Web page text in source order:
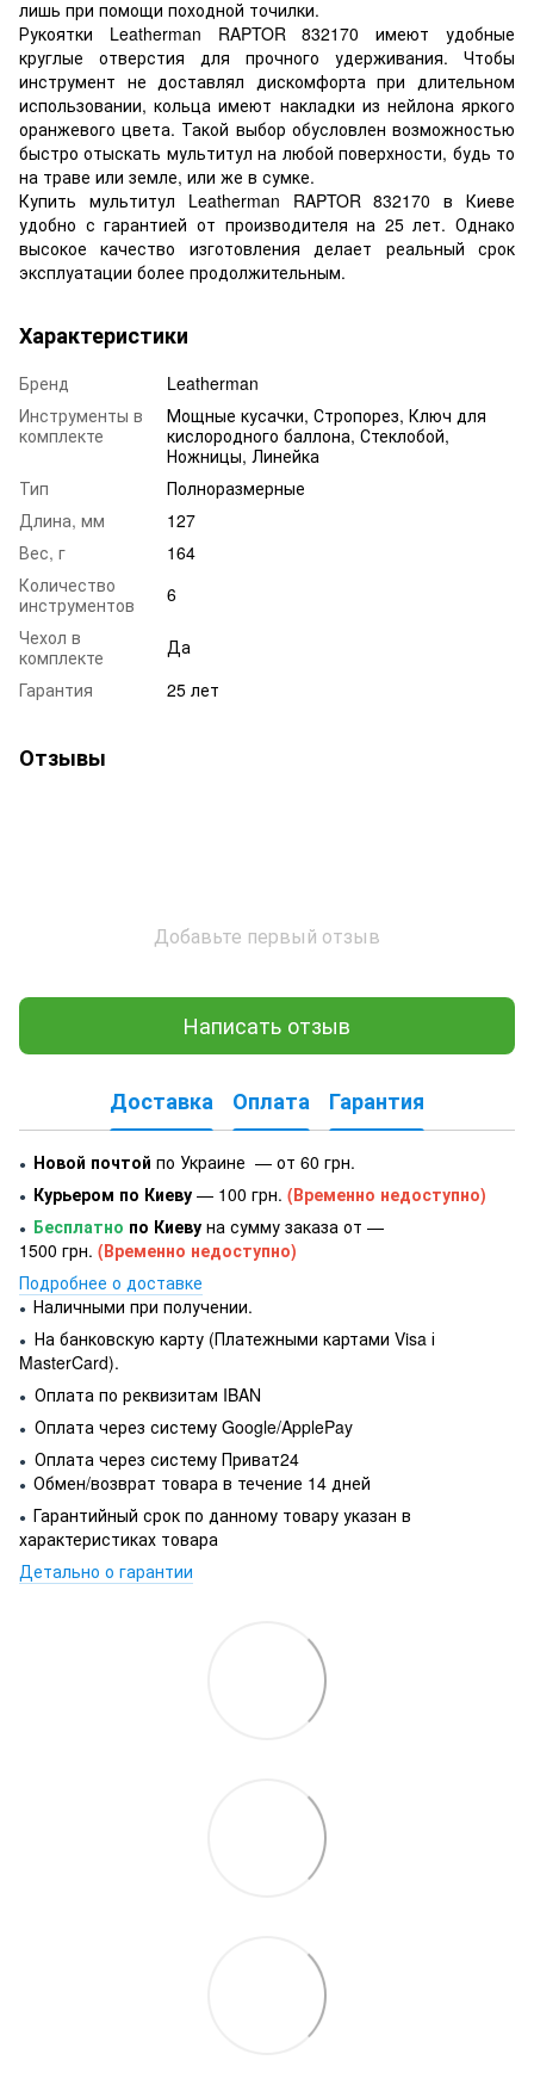
лишь при помощи походной точилки.
Рукоятки Leatherman RAPTOR 832170 имеют удобные
круглые отверстия для прочного удерживания. Чтобы
инструмент не доставлял дискомфорта при длительном
использовании, кольца имеют накладки из нейлона яркого
оранжевого цвета. Такой выбор обусловлен возможностью
быстро отыскать мультитул на любой поверхности, будь то
на траве или земле, или же в сумке.
Купить мультитул Leatherman RAPTOR 832170 в Киеве
удобно с гарантией от производителя на 25 лет. Однако
высокое качество изготовления делает реальный срок
эксплуатации более продолжительным.
Характеристики
Бренд
Leatherman
Инструменты в
комплекте
Мощные кусачки, Стропорез, Ключ для
кислородного баллона, Стеклобой,
Ножницы, Линейка
Тип
Полноразмерные
Длина, мм
127
Вес, г
164
Количество
инструментов
6
Чехол в
комплекте
Да
Гарантия
25 лет
Отзывы
Добавьте первый отзыв
Написать отзыв
Доставка Оплата Гарантия
● Новой почтой по Украине — от 60 грн.
● Курьером по Киеву — 100 грн. (Временно недоступно)
● Бесплатно по Киеву на сумму заказа от —
1500 грн. (Временно недоступно)
Подробнее о доставке
● Наличными при получении.
● На банковскую карту (Платежными картами Visa і
MasterCard).
● Оплата по реквизитам IBAN
● Оплата через систему Google/ApplePay
● Оплата через систему Приват24
● Обмен/возврат товара в течение 14 дней
● Гарантийный срок по данному товару указан в
характеристиках товара
Детально о гарантии